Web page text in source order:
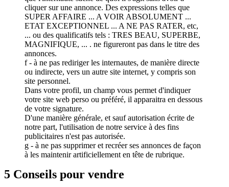
cliquer sur une annonce. Des expressions telles que
SUPER AFFAIRE ... A VOIR ABSOLUMENT ...
ETAT EXCEPTIONNEL ... A NE PAS RATER, etc,
... ou des qualificatifs tels : TRES BEAU, SUPERBE,
MAGNIFIQUE, ... . ne figureront pas dans le titre des
annonces.
f - à ne pas rediriger les internautes, de manière directe
ou indirecte, vers un autre site internet, y compris son
site personnel.
Dans votre profil, un champ vous permet d'indiquer
votre site web perso ou préféré, il apparaitra en dessous
de votre signature.
D'une manière générale, et sauf autorisation écrite de
notre part, l'utilisation de notre service à des fins
publicitaires n'est pas autorisée.
g - à ne pas supprimer et recréer ses annonces de façon
à les maintenir artificiellement en tête de rubrique.
5 Conseils pour vendre